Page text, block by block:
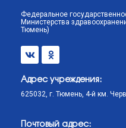
Федеральное
Министерства
Тюмень)
Адрес учреждения:
625032, г. Тюмень, 4-й км.
Почтовый адрес: